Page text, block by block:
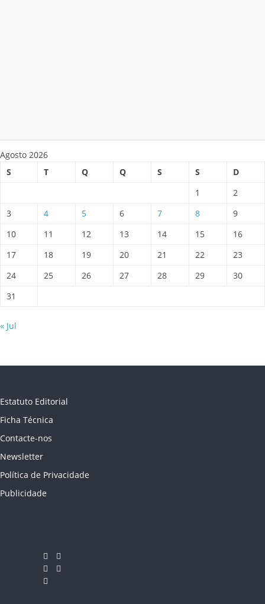
Agosto 2026
S
T Q Q S S
D
1
2
3
4 5 6 7 8
9
10
11 12 13 14 15
16
17
18 19 20 21 22
23
24
25 26 27 28 29
30
31
« Jul
Estatuto Editorial
Ficha Técnica
Contacte-nos
Newsletter
Política de Privacidade
Publicidade